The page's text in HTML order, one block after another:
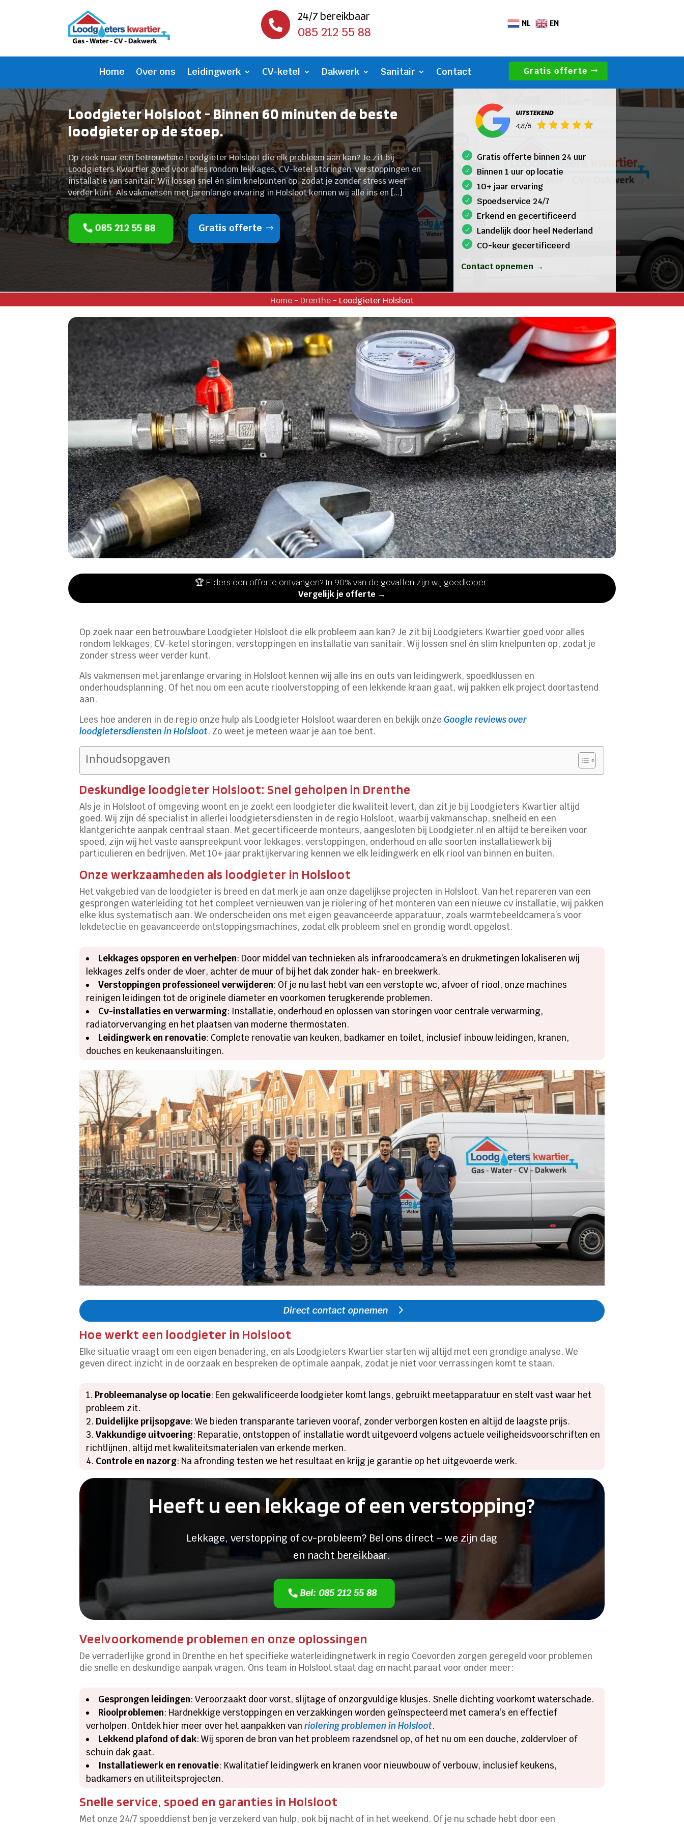

24/7 bereikbaar
085 212 55 88
NL EN
Home Over ons Leidingwerk CV-ketel Dakwerk Sanitair Contact Gratis offerte
Loodgieter Holsloot - Binnen 60 minuten de beste
loodgieter op de stoep.
Op zoek naar een betrouwbare Loodgieter Holsloot die elk probleem aan kan? Je zit bij
Loodgieters Kwartier goed voor alles rondom lekkages, CV-ketel storingen, verstoppingen en
installatie van sanitair. Wij lossen snel én slim knelpunten op, zodat je zonder stress weer
verder kunt. Als vakmensen met jarenlange ervaring in Holsloot kennen wij alle ins en […]
085 212 55 88 Gratis offerte
Gratis offerte binnen 24 uur
Binnen 1 uur op locatie
10+ jaar ervaring
Spoedservice 24/7
Erkend en gecertificeerd
Landelijk door heel Nederland
CO-keur gecertificeerd
Contact opnemen →
Home - Drenthe - Loodgieter Holsloot
🏆 Elders een offerte ontvangen? In 90% van de gevallen zijn wij goedkoper.
Vergelijk je offerte →
Op zoek naar een betrouwbare Loodgieter Holsloot die elk probleem aan kan? Je zit bij Loodgieters Kwartier goed voor alles
rondom lekkages, CV-ketel storingen, verstoppingen en installatie van sanitair. Wij lossen snel én slim knelpunten op, zodat je
zonder stress weer verder kunt.
Als vakmensen met jarenlange ervaring in Holsloot kennen wij alle ins en outs van leidingwerk, spoedklussen en
onderhoudsplanning. Of het nou om een acute rioolverstopping of een lekkende kraan gaat, wij pakken elk project doortastend
aan.
Lees hoe anderen in de regio onze hulp als Loodgieter Holsloot waarderen en bekijk onzeGoogle reviews over
loodgietersdiensten in Holsloot. Zo weet je meteen waar je aan toe bent.
Inhoudsopgaven
Deskundige loodgieter Holsloot: Snel geholpen in Drenthe
Als je in Holsloot of omgeving woont en je zoekt een loodgieter die kwaliteit levert, dan zit je bij Loodgieters Kwartier altijd
goed. Wij zijn dé specialist in allerlei loodgietersdiensten in de regio Holsloot, waarbij vakmanschap, snelheid en een
klantgerichte aanpak centraal staan. Met gecertificeerde monteurs, aangesloten bij Loodgieter.nl en altijd te bereiken voor
spoed, zijn wij het vaste aanspreekpunt voor lekkages, verstoppingen, onderhoud en alle soorten installatiewerk bij
particulieren en bedrijven. Met 10+ jaar praktijkervaring kennen we elk leidingwerk en elk riool van binnen en buiten.
Onze werkzaamheden als loodgieter in Holsloot
Het vakgebied van de loodgieter is breed en dat merk je aan onze dagelijkse projecten in Holsloot. Van het repareren van een
gesprongen waterleiding tot het compleet vernieuwen van je riolering of het monteren van een nieuwe cv installatie, wij pakken
elke klus systematisch aan. We onderscheiden ons met eigen geavanceerde apparatuur, zoals warmtebeeldcamera’s voor
lekdetectie en geavanceerde ontstoppingsmachines, zodat elk probleem snel en grondig wordt opgelost.
Lekkages opsporen en verhelpen: Door middel van technieken als infraroodcamera’s en drukmetingen lokaliseren wij
lekkages zelfs onder de vloer, achter de muur of bij het dak zonder hak- en breekwerk.
Verstoppingen professioneel verwijderen: Of je nu last hebt van een verstopte wc, afvoer of riool, onze machines
reinigen leidingen tot de originele diameter en voorkomen terugkerende problemen.
Cv-installaties en verwarming: Installatie, onderhoud en oplossen van storingen voor centrale verwarming,
radiatorvervanging en het plaatsen van moderne thermostaten.
Leidingwerk en renovatie: Complete renovatie van keuken, badkamer en toilet, inclusief inbouw leidingen, kranen,
douches en keukenaansluitingen.
Direct contact opnemen
Hoe werkt een loodgieter in Holsloot
Elke situatie vraagt om een eigen benadering, en als Loodgieters Kwartier starten wij altijd met een grondige analyse. We
geven direct inzicht in de oorzaak en bespreken de optimale aanpak, zodat je niet voor verrassingen komt te staan.
Probleemanalyse op locatie: Een gekwalificeerde loodgieter komt langs, gebruikt meetapparatuur en stelt vast waar het
probleem zit.
Duidelijke prijsopgave: We bieden transparante tarieven vooraf, zonder verborgen kosten en altijd de laagste prijs.
Vakkundige uitvoering: Reparatie, ontstoppen of installatie wordt uitgevoerd volgens actuele veiligheidsvoorschriften en
richtlijnen, altijd met kwaliteitsmaterialen van erkende merken.
Controle en nazorg: Na afronding testen we het resultaat en krijg je garantie op het uitgevoerde werk.
Heeft u een lekkage of een verstopping?
Lekkage, verstopping of cv-probleem? Bel ons direct – we zijn dag
en nacht bereikbaar.
Bel: 085 212 55 88
Veelvoorkomende problemen en onze oplossingen
De verraderlijke grond in Drenthe en het specifieke waterleidingnetwerk in regio Coevorden zorgen geregeld voor problemen
die snelle en deskundige aanpak vragen. Ons team in Holsloot staat dag en nacht paraat voor onder meer:
Gesprongen leidingen: Veroorzaakt door vorst, slijtage of onzorgvuldige klusjes. Snelle dichting voorkomt waterschade.
Rioolproblemen: Hardnekkige verstoppingen en verzakkingen worden geïnspecteerd met camera’s en effectief
verholpen. Ontdek hier meer over het aanpakken vanriolering problemen in Holsloot.
Lekkend plafond of dak: Wij sporen de bron van het probleem razendsnel op, of het nu om een douche, zoldervloer of
schuin dak gaat.
Installatiewerk en renovatie: Kwalitatief leidingwerk en kranen voor nieuwbouw of verbouw, inclusief keukens,
badkamers en utiliteitsprojecten.
Snelle service, spoed en garanties in Holsloot
Met onze 24/7 spoeddienst ben je verzekerd van hulp, ook bij nacht of in het weekend. Of je nu schade hebt door een